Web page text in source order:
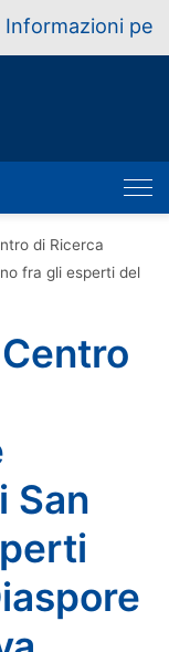
Informazioni per
di Ricerca
fra gli esperti del
San